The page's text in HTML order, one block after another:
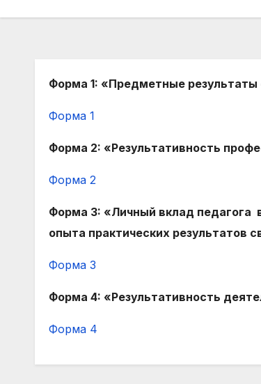
Форма 1: «Предметные
Форма 1
Форма 2: «Результативность
Форма 2
Форма 3: «Личный вклад педагога
опыта практических результатов
Форма 3
Форма 4: «Результативность
Форма 4